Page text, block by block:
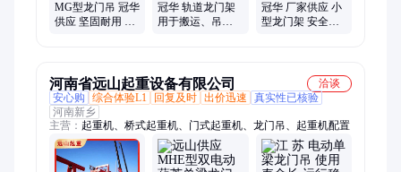
MG型龙门吊 冠华
供应 坚固耐用 专
冠华 轨道龙门架
用于搬运、吊装
冠华 厂家供应 小
型龙门架 安全系
河南省远山起重设备有限公司
洽谈
安心购
综合体验L1 回复及时 出价迅速
真实性已核验
河南新乡
主营： 起重机、桥式起重机、门式起重机、龙门吊、起重机配置